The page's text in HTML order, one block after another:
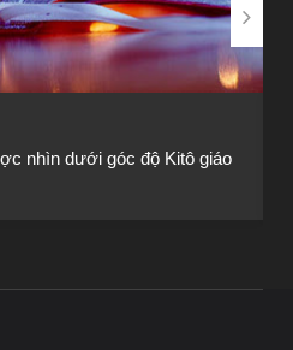
nhìn dưới góc độ Kitô giáo
